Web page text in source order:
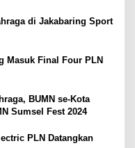
di Jakabaring Sport
Masuk Final Four PLN
BUMN se-Kota
Sumsel Fest 2024
PLN Datangkan